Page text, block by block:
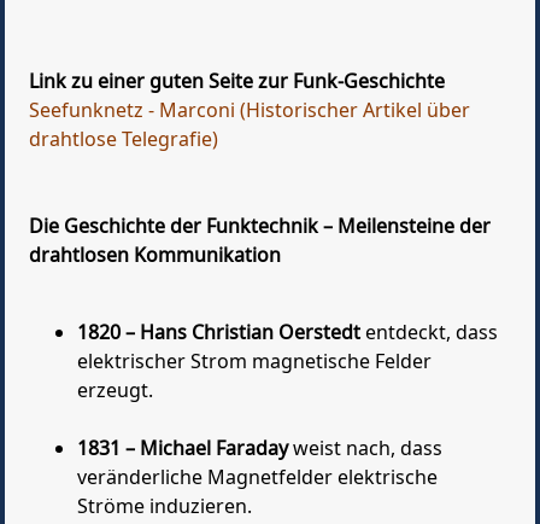
Link zu einer guten Seite zur Funk-Geschichte
Seefunknetz - Marconi (Historischer Artikel über
drahtlose Telegrafie)
Die Geschichte der Funktechnik – Meilensteine der
drahtlosen Kommunikation
1820 – Hans Christian Oerstedtentdeckt, dass
elektrischer Strom magnetische Felder
erzeugt.
1831 – Michael Faradayweist nach, dass
veränderliche Magnetfelder elektrische
Ströme induzieren.